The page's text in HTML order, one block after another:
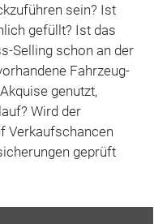
sein? Ist
gefüllt? Ist das
Selling schon an der
Fahrzeug-
genutzt,
Wird der
Verkaufschancen
geprüft